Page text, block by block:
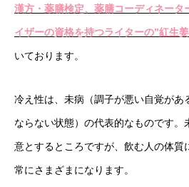
漢方・薬膳検定、薬膳コーディネータ
イザーの資格を持つライターの”紅生
いております。
冷え性は、未病（調子が悪い自覚があ
ならない状態）の代表的なものです。
意とするところですが、飲む人の体質
常にさまざまになります。